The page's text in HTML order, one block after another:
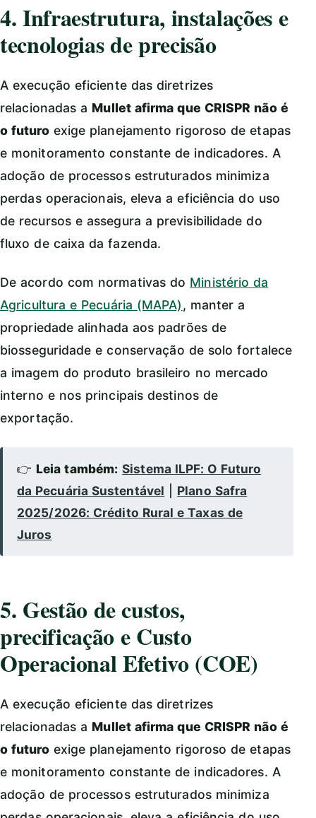
4. Infraestrutura, instalações e
tecnologias de precisão
A execução eficiente das diretrizes
relacionadas a Mullet afirma que CRISPR não é
o futuroexige planejamento rigoroso de etapas
e monitoramento constante de indicadores. A
adoção de processos estruturados minimiza
perdas operacionais, eleva a eficiência do uso
de recursos e assegura a previsibilidade do
fluxo de caixa da fazenda.
De acordo com normativas do Ministério da
Agricultura e Pecuária (MAPA), manter a
propriedade alinhada aos padrões de
biosseguridade e conservação de solo fortalece
a imagem do produto brasileiro no mercado
interno e nos principais destinos de
exportação.
👉 Leia também: Sistema ILPF: O Futuro
da Pecuária Sustentável
Plano Safra
2025/2026: Crédito Rural e Taxas de
Juros
5. Gestão de custos,
precificação e Custo
Operacional Efetivo (COE)
A execução eficiente das diretrizes
relacionadas a Mullet afirma que CRISPR não é
o futuroexige planejamento rigoroso de etapas
e monitoramento constante de indicadores. A
adoção de processos estruturados minimiza